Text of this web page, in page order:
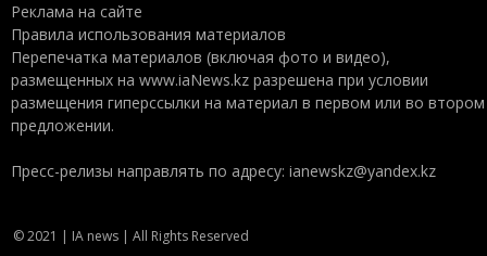
Реклама на сайте
Правила использования материалов
Перепечатка материалов (включая фото и видео),
размещенных на www.iaNews.kz разрешена при условии
размещения гиперссылки на материал в первом или во втором
предложении.
Пресс-релизы направлять по адресу: ianewskz@yandex.kz
© 2021 | IA news | All Rights Reserved